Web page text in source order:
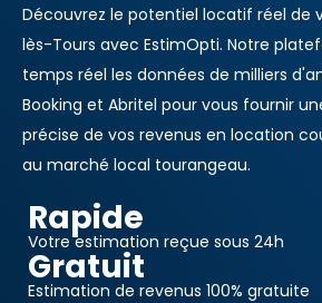
Découvrez le potentiel locatif réel de
lès-Tours avec EstimOpti. Notre
temps réel les données de milliers
Booking et Abritel pour vous fournir
précise de vos revenus en location
au marché local tourangeau.
Rapide
Votre estimation reçue sous 24h
Gratuit
Estimation de revenus 100% gratuite